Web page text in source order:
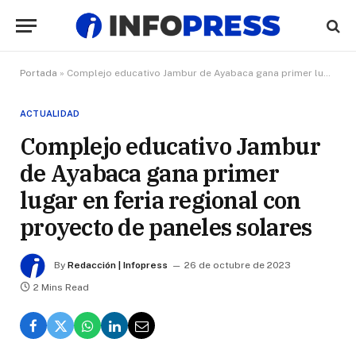
Portada » Complejo educativo Jambur de Ayabaca gana primer lugar en feria regional con proyecto de paneles solares
ACTUALIDAD
Complejo educativo Jambur
de Ayabaca gana primer
lugar en feria regional con
proyecto de paneles solares
By Redacción | Infopress
26 de octubre de 2023
2 Mins Read